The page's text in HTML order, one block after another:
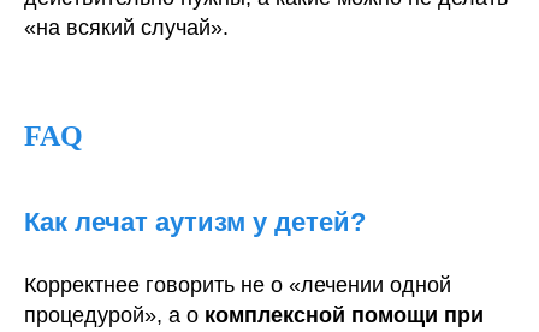
«на всякий случай».
FAQ
Как лечат аутизм у детей?
Корректнее говорить не о «лечении одной
процедурой», а о комплексной помощи при